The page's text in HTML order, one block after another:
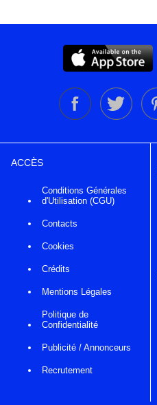
ACCÈS
Conditions Générales
d'Utilisation (CGU)
Contacts
Cookies
Crédits
Mentions Légales
Politique de
Confidentialité
Publicité / Annonceurs
Recrutement